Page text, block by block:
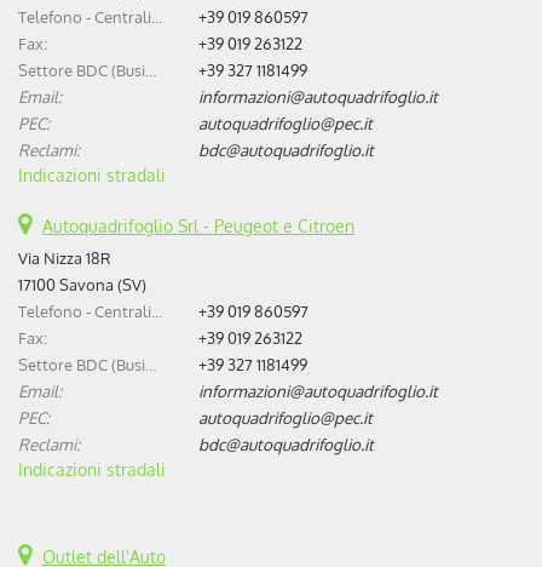
+39 019 860597
Fax:
+39 019 263122
+39 327 1181499
Email:
informazioni@autoquadrifoglio.it
PEC:
autoquadrifoglio@pec.it
Reclami:
bdc@autoquadrifoglio.it
Indicazioni stradali
Autoquadrifoglio Srl - Peugeot e Citroen
Via Nizza 18R
17100 Savona (SV)
+39 019 860597
Fax:
+39 019 263122
+39 327 1181499
Email:
informazioni@autoquadrifoglio.it
PEC:
autoquadrifoglio@pec.it
Reclami:
bdc@autoquadrifoglio.it
Indicazioni stradali
Outlet dell'Auto